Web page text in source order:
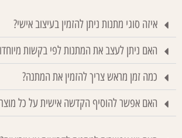
איזה סוגי מתנות ניתן להזמין בעיצוב אישי?
האם ניתן לעצב את המתנות לפי בקשות
כמה זמן מראש צריך להזמין את המתנה?
האם אפשר להוסיף הקדשה אישית על כל